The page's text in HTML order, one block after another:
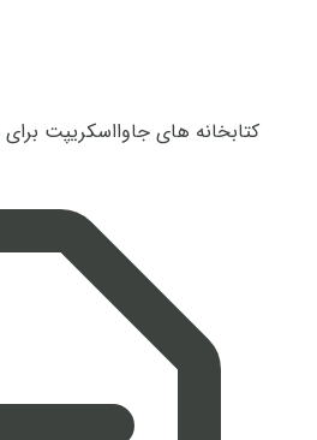
کتابخانه های جاوااسکریپت